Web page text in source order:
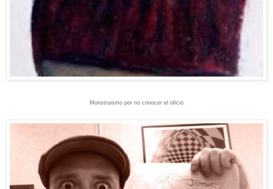
Monstruismo por no conocer el oficio